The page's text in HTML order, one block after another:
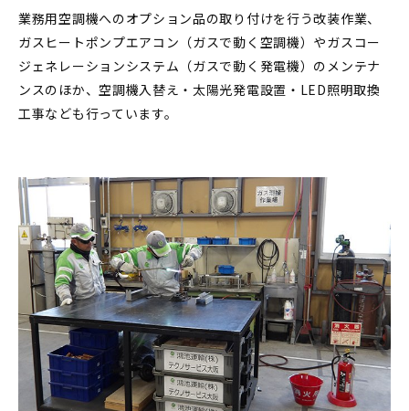
業務用空調機へのオプション品の取り付けを行う改装作業、
ガスヒートポンプエアコン（ガスで動く空調機）やガスコー
ジェネレーションシステム（ガスで動く発電機）のメンテナ
ンスのほか、空調機入替え・太陽光発電設置・LED照明取換
工事なども行っています。